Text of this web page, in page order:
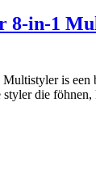
8-in-1
is een
die föhnen,